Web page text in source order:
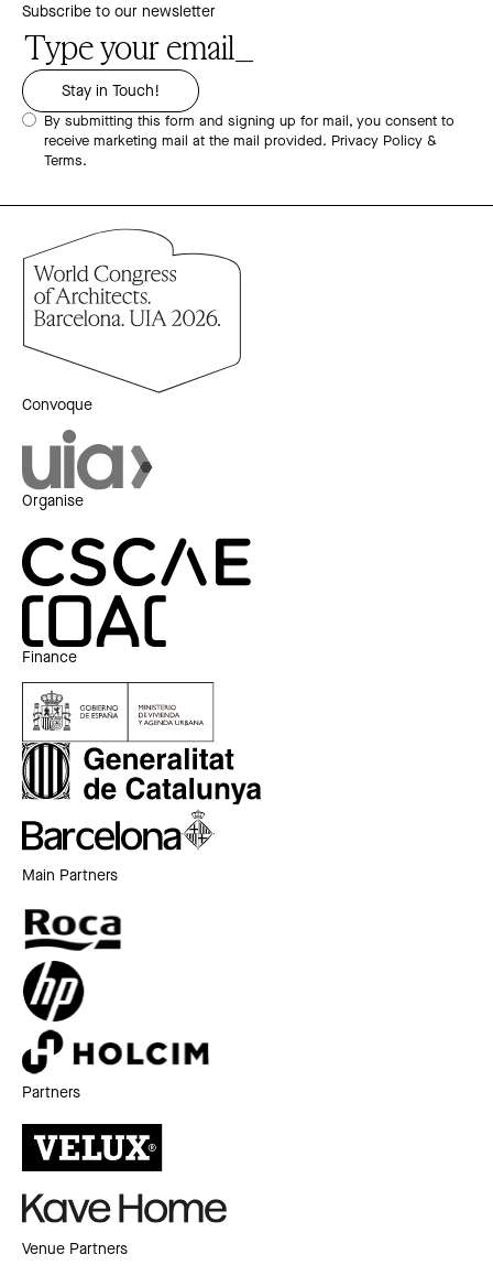
Subscribe to our newsletter
By submitting this form and signing up for mail, you consent to
receive marketing mail at the mail provided. Privacy Policy &
Terms.
Convoque
Organise
Finance
Main Partners
Partners
Venue Partners